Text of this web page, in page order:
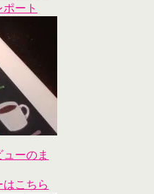
ート
ーのま
こちら